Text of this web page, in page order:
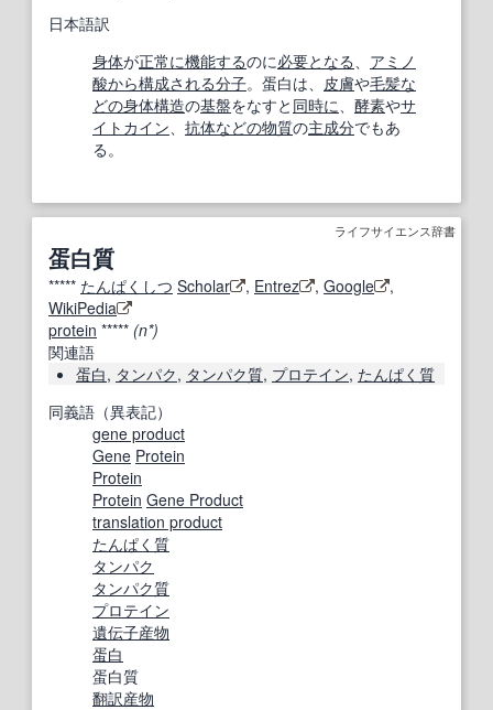
日本語訳
身体が正常に機能するのに必要となる
アミノ
酸から構成される分子。蛋白は、 皮膚や毛髪な
どの身体構造の基盤をなすと 同時に 酵素やサ
イトカイン
抗体などの物質の主成分でもあ
る。
ライフサイエンス辞書
蛋白質
***** たんぱくしつ Scholar , Entrez , Google
,
WikiPedia
protein ***** (n*)
関連語
蛋白, タンパク, タンパク質, プロテイン, たんぱく質
同義語（異表記）
gene product
Gene Protein
Protein
Protein Gene Product
translation product
たんぱく質
タンパク
タンパク質
プロテイン
遺伝子産物
蛋白
蛋白質
翻訳産物